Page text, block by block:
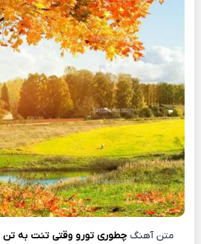
متن آهنگچطوری تورو وقتی تنت به تن